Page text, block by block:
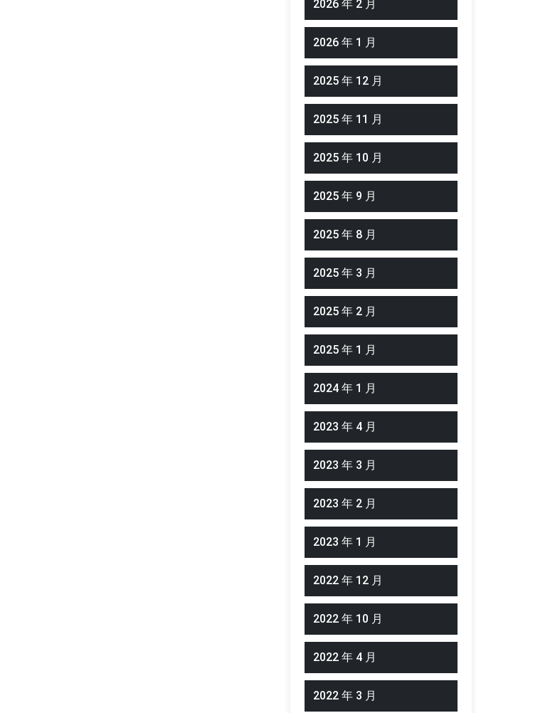
2026 年 2 月
2026 年 1 月
2025 年 12 月
2025 年 11 月
2025 年 10 月
2025 年 9 月
2025 年 8 月
2025 年 3 月
2025 年 2 月
2025 年 1 月
2024 年 1 月
2023 年 4 月
2023 年 3 月
2023 年 2 月
2023 年 1 月
2022 年 12 月
2022 年 10 月
2022 年 4 月
2022 年 3 月